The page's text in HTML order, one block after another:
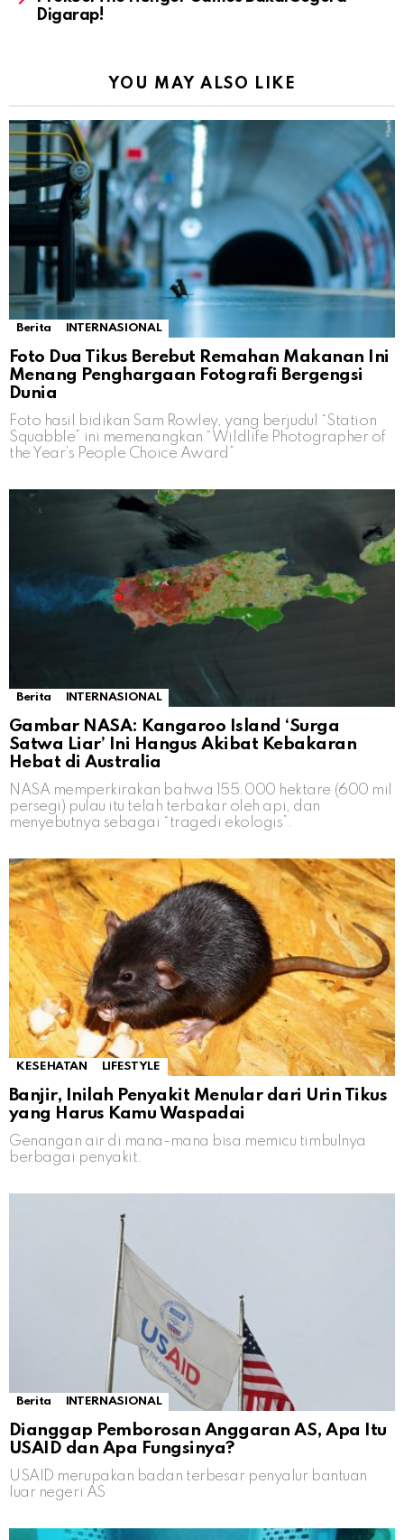
Digarap!
YOU MAY ALSO LIKE
Berita INTERNASIONAL
Foto Dua Tikus Berebut Remahan Makanan Ini
Menang Penghargaan Fotografi Bergengsi
Dunia
Foto hasil bidikan Sam Rowley, yang berjudul “Station
Squabble” ini memenangkan “Wildlife Photographer of
the Year’s People Choice Award”
Berita INTERNASIONAL
Gambar NASA: Kangaroo Island ‘Surga
Satwa Liar’ Ini Hangus Akibat Kebakaran
Hebat di Australia
NASA memperkirakan bahwa 155.000 hektare (600 mil
persegi) pulau itu telah terbakar oleh api, dan
menyebutnya sebagai “tragedi ekologis”.
KESEHATAN LIFESTYLE
Banjir, Inilah Penyakit Menular dari Urin Tikus
yang Harus Kamu Waspadai
Genangan air di mana-mana bisa memicu timbulnya
berbagai penyakit.
Berita INTERNASIONAL
Dianggap Pemborosan Anggaran AS, Apa Itu
USAID dan Apa Fungsinya?
USAID merupakan badan terbesar penyalur bantuan
luar negeri AS